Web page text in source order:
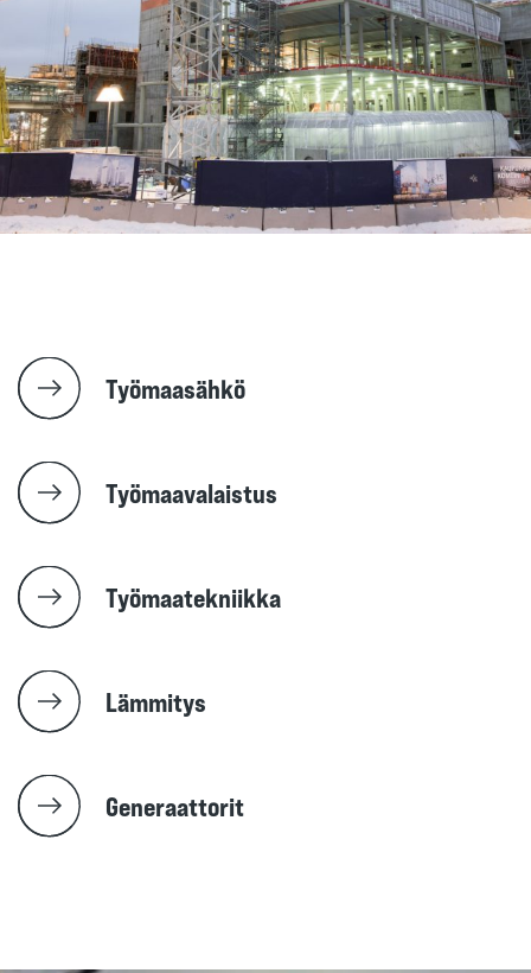
Työmaasähkö
Työmaavalaistus
Työmaatekniikka
Lämmitys
Generaattorit